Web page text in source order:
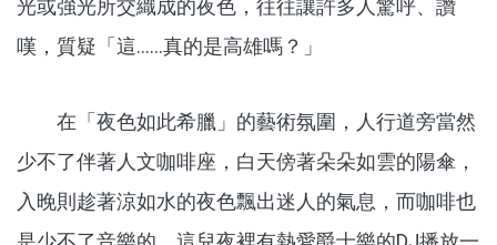
光或強光所交織成的夜色，往往讓許多人驚呼、讚
嘆，質疑「這……真的是高雄嗎？」
在「夜色如此希臘」的藝術氛圍，人行道旁當然
少不了伴著人文咖啡座，白天傍著朵朵如雲的陽傘，
入晚則趁著涼如水的夜色飄出迷人的氣息，而咖啡也